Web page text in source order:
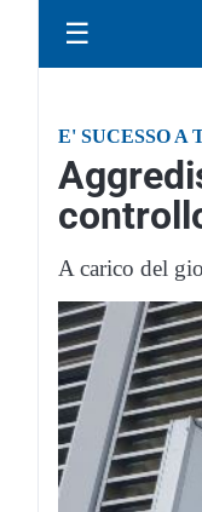
☰
E' SUCESSO A
A carico del